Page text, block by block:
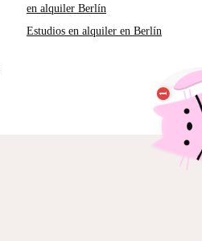
en alquiler Berlín
Estudios en alquiler en Berlín